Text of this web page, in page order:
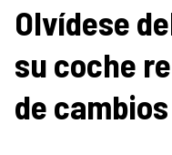
Olvídese
su coche
de cambios